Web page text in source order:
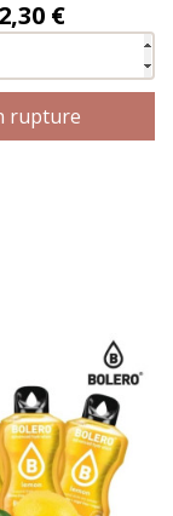
Prix
2,30 €
rupture